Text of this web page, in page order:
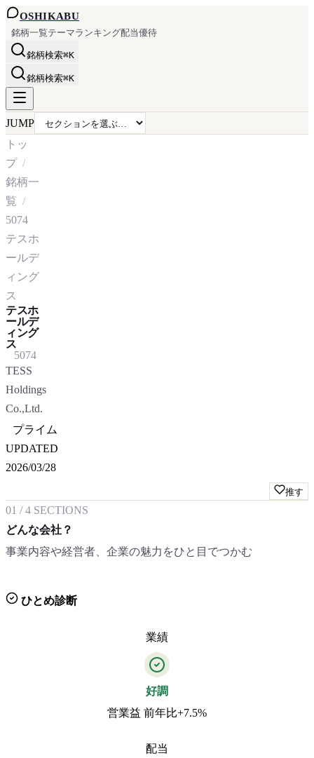
OSHIKABU
銘柄一覧テーマランキング配当優待
銘柄検索⌘K
銘柄検索⌘K
JUMP
トッ
プ
銘柄一
覧
5074
テスホ
ールデ
ィング
ス
テスホ
ールデ
ィング
ス
5074
TESS
Holdings
Co.,Ltd.
プライム
UPDATED
2026/03/28
推す
01 /4 SECTIONS
どんな会社？
事業内容や経営者、企業の魅力をひと目でつかむ
ひとめ診断
業績
好調
営業益 前年比+7.5%
配当